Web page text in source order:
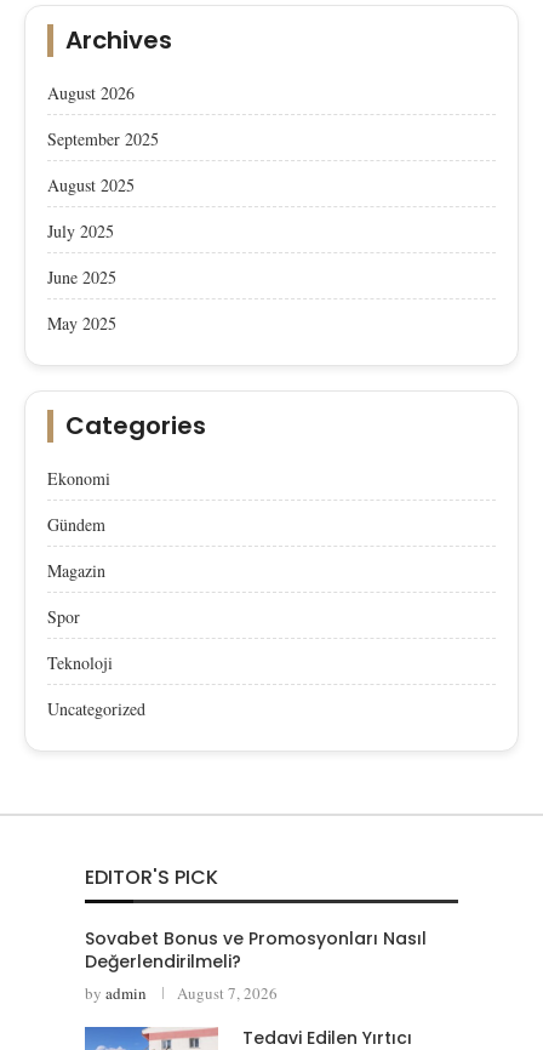
Archives
August 2026
September 2025
August 2025
July 2025
June 2025
May 2025
Categories
Ekonomi
Gündem
Magazin
Spor
Teknoloji
Uncategorized
EDITOR'S PICK
Sovabet Bonus ve Promosyonları Nasıl
Değerlendirilmeli?
by admin August 7, 2026
Tedavi Edilen Yırtıcı